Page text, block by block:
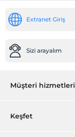
Extranet Giriş
Sizi arayalım
Müşteri hizmetleri
Rezervasyon yönet
Keşfet